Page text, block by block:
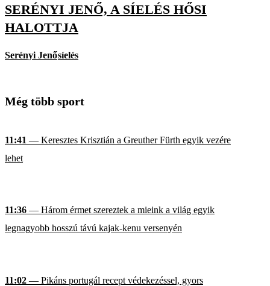
SERÉNYI JENŐ, A SÍELÉS HŐSI
HALOTTJA
Serényi Jenősíelés
Még több sport
11:41 — Keresztes Krisztián a Greuther Fürth egyik vezére
lehet
11:36 — Három érmet szereztek a mieink a világ egyik
legnagyobb hosszú távú kajak-kenu versenyén
11:02 — Pikáns portugál recept védekezéssel, gyors